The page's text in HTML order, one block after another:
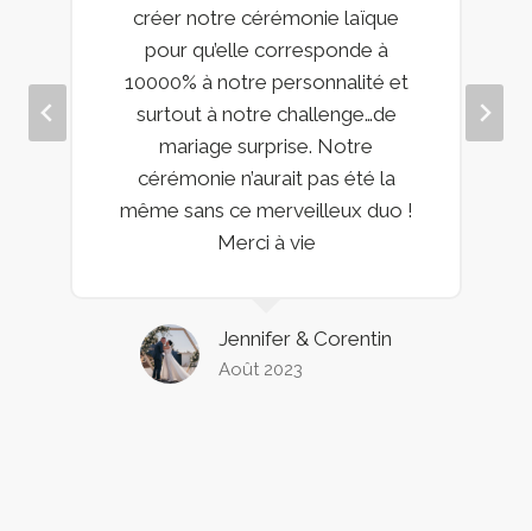
créer notre cérémonie laïque
pour qu’elle corresponde à
10000% à notre personnalité et
surtout à notre challenge…de
mariage surprise. Notre
cérémonie n’aurait pas été la
même sans ce merveilleux duo !
Merci à vie
Jennifer & Corentin
Août 2023